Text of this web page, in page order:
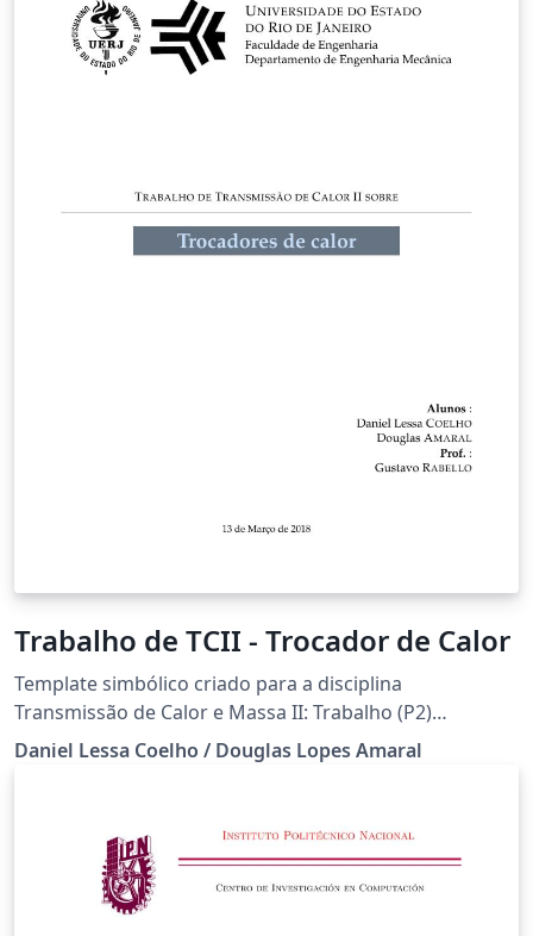
Trabalho de TCII - Trocador de Calor
Template simbólico criado para a disciplina
Transmissão de Calor e Massa II: Trabalho (P2)
apresentado ao prof. Dr. Gustavo dos Anjos para
habilitação na disciplina de Transmissão de Calor II. O
calor utilizando programação em Python afim se obter
a distribuição de temperaturas ao longo de um
trocador de calor de comprimento L sujeito a correntes
Daniel Lessa Coelho / Douglas Lopes Amaral